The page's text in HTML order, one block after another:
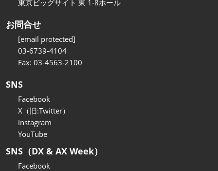
東京ビッグサイト 東 1-8ホール
お問合せ
[email protected]
03-6739-4104
Fax: 03-4563-2100
SNS
Facebook
X（旧:Twitter）
instagram
YouTube
SNS（DX & AX Week）
Facebook